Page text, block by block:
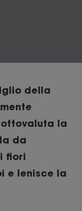
della
la
da
fiori
e lenisce la